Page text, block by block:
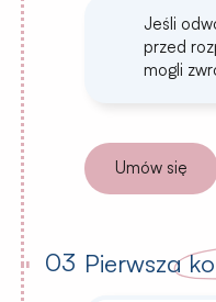
Jeśli
przed
mogli
Umów się
03 Pierwsza